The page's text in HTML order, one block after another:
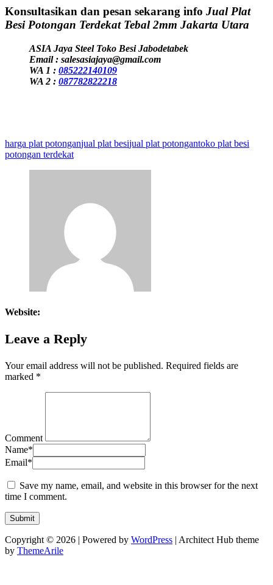
Konsultasikan dan pesan sekarang info Jual Plat
Besi Potongan Terdekat Tebal 2mm Jakarta Utara
ASIA Jaya Steel Toko Besi Jabodetabek
Email : salesasiajaya@gmail.com
WA 1 : 085222140109
WA 2 : 087782822218
harga plat potonganjual plat besijual plat potongantoko plat besi
potongan terdekat
Website:
Leave a Reply
Your email address will not be published. Required fields are
marked *
Comment
Name*
Email*
Save my name, email, and website in this browser for the next
time I comment.
Copyright © 2026 | Powered by WordPress | Architect Hub theme
by ThemeArile